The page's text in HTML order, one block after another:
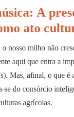
A
ato
nosso milho não
aqui que entra a
Mas, afinal, o que é
se do consórcio
agrícolas.